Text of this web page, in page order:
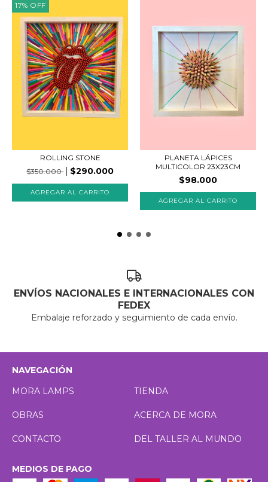
17% OFF
ROLLING STONE
$350.000
$290.000
PLANETA LÁPICES
MULTICOLOR 23X23CM
$98.000
ENVÍOS NACIONALES E INTERNACIONALES CON
FEDEX
Embalaje reforzado y seguimiento de cada envío.
NAVEGACIÓN
MORA LAMPS
TIENDA
OBRAS ACERCA DE MORA
CONTACTO DEL TALLER AL MUNDO
MEDIOS DE PAGO